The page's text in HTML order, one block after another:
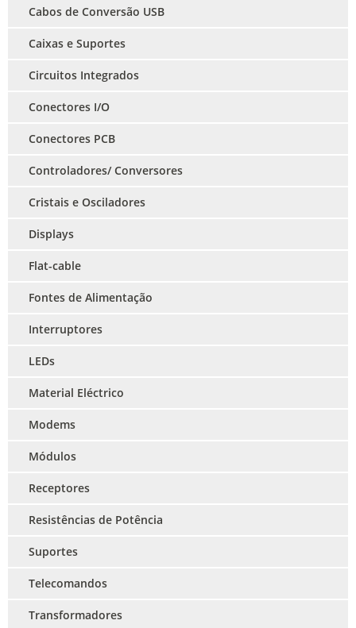
Cabos de Conversão USB
Caixas e Suportes
Circuitos Integrados
Conectores I/O
Conectores PCB
Controladores/ Conversores
Cristais e Osciladores
Displays
Flat-cable
Fontes de Alimentação
Interruptores
LEDs
Material Eléctrico
Modems
Módulos
Receptores
Resistências de Potência
Suportes
Telecomandos
Transformadores